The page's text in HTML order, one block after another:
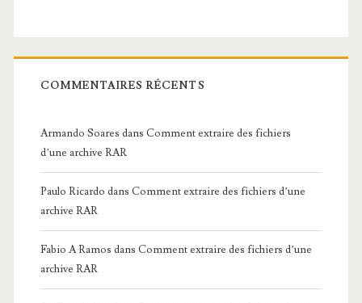
COMMENTAIRES RÉCENTS
Armando Soares dans Comment extraire des fichiers
d’une archive RAR
Paulo Ricardo dans Comment extraire des fichiers d’une
archive RAR
Fabio A Ramos dans Comment extraire des fichiers d’une
archive RAR